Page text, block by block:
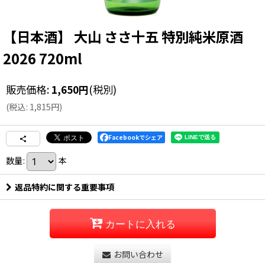
【日本酒】 大山 ささ十五 特別純米原酒
2026 720ml
販売価格: 1,650円(税別)
(税込: 1,815円)
Facebookでシェア
数量: 本
返品特約に関する重要事項
カートに入れる
お問い合わせ